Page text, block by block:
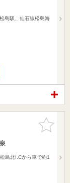
島駅、仙石線松島海
お気に入
りに追加
島北I.Cから車で約1